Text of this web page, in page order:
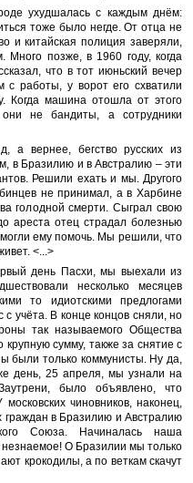
ухудшалась с каждым днём:
тоже было негде. От отца не
и китайская полиция заверяли,
Много позже, в 1960 году, когда
что в тот июньский вечер
с работы, у ворот его схватили
Когда машина отошла от этого
не бандиты, а сотрудники
а вернее, бегство русских из
в Бразилию и в Австралию – эти
Решили ехать и мы. Другого
не принимал, а в Харбине
голодной смерти. Сыграл свою
ареста отец страдал болезнью
ему помочь. Мы решили, что
<...>
день Пасхи, мы выехали из
несколько месяцев
то идиотскими предлогами
учёта. В конце концов сняли, но
так называемого Общества
сумму, также за снятие с
были только коммунисты. Ну да,
день, 25 апреля, мы узнали на
было объявлено, что
чиновников, наконец,
граждан в Бразилию и Австралию
Союза. Начиналась наша
О Бразилии мы только
крокодилы, а по веткам скачут